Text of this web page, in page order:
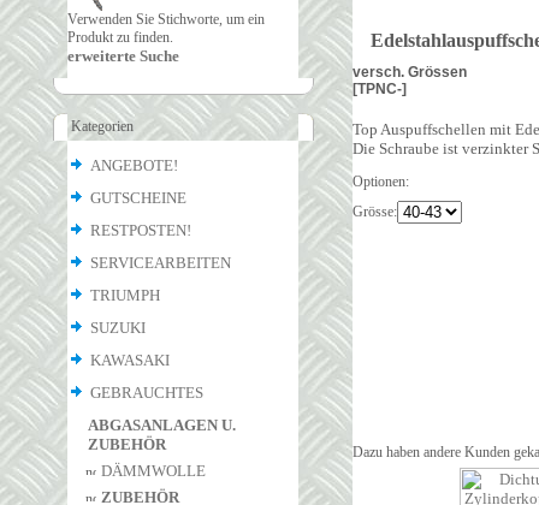
Verwenden Sie Stichworte, um ein
Produkt zu finden.
erweiterte Suche
Kategorien
ANGEBOTE!
GUTSCHEINE
RESTPOSTEN!
SERVICEARBEITEN
TRIUMPH
SUZUKI
KAWASAKI
GEBRAUCHTES
ABGASANLAGEN U.
ZUBEHÖR
DÄMMWOLLE
ZUBEHÖR
versch. Grössen
[TPNC-]
Top Auspuffschellen mit
Die Schraube ist verzinkter
Optionen:
Grösse:
Dazu haben andere Kunden